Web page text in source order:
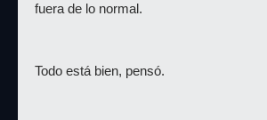
fuera de lo normal.
Todo está bien, pensó.